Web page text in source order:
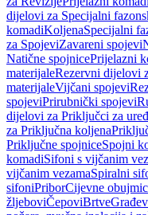
dijelovi za Specijalni
komadiKoljenaSpecijalni
za SpojeviZavareni spojevi
Natične spojnicePrijelazni
materijaleRezervni dijelovi
materijaleVijčani spojevi
spojeviPrirubnički spojevi
dijelovi za Priključci za
za Priključna koljena
Priključne spojniceSpojni
komadiSifoni s vijčanim
vijčanim vezamaSpiralni
sifoniPriborCijevne
žljeboviČepoviBrtve